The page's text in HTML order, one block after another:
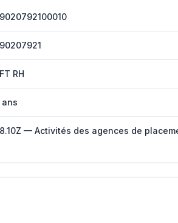
RH
ans
— Activités des agences de